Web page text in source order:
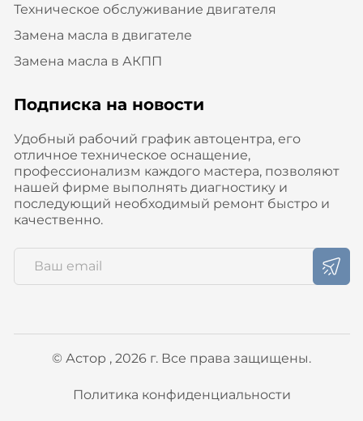
Техническое обслуживание двигателя
Замена масла в двигателе
Замена масла в АКПП
Подписка на новости
Удобный рабочий график автоцентра, его
отличное техническое оснащение,
профессионализм каждого мастера, позволяют
нашей фирме выполнять диагностику и
последующий необходимый ремонт быстро и
качественно.
© Астор , 2026 г. Все права защищены.
Политика конфиденциальности